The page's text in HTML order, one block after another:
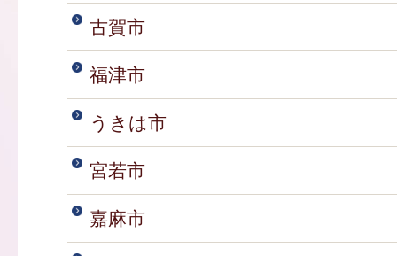
古賀市
福津市
うきは市
宮若市
嘉麻市